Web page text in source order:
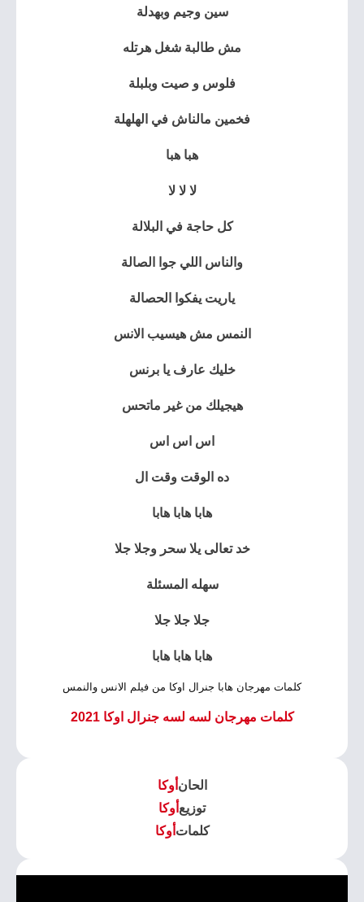
سين وجيم وبهدلة
مش طالبة شغل هرتله
فلوس و صيت وبلبلة
فخمين مالناش في الهلهلة
هبا هبا
لا لا لا
كل حاجة في البلالة
والناس اللي جوا الصالة
ياريت يفكوا الحصالة
النمس مش هيسيب الانس
خليك عارف يا برنس
هيجيلك من غير ماتحس
اس اس اس
ده الوقت وقت ال
هابا هابا هابا
خد تعالى يلا سحر وجلا جلا
سهله المسئلة
جلا جلا جلا
هابا هابا هابا
كلمات مهرجان هابا جنرال اوكا من فيلم الانس والنمس
كلمات مهرجان لسه لسه جنرال اوكا 2021
الحان أوكا
توزيع أوكا
كلمات أوكا